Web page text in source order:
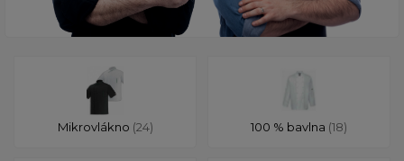
Mikrovlákno (24) 100 % bavlna (18)